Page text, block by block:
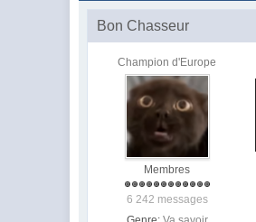
Bon Chasseur
Champion d'Europe
Membres
6 242 messages